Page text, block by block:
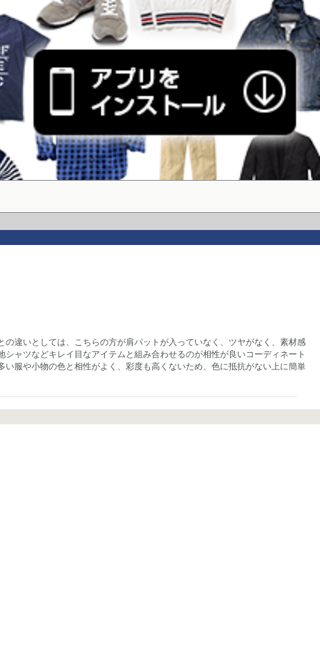
違いとしては、こちらの方が肩パットが入っていなく、ツヤがなく、素材感
ャツなどキレイ目なアイテムと組み合わせるのが相性が良いコーディネート
服や小物の色と相性がよく、彩度も高くないため、色に抵抗がない上に簡単